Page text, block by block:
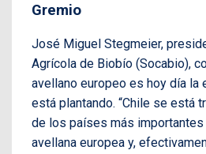
Gremio
José Miguel Stegmeier,
Agrícola de Biobío (Socabio),
avellano europeo es hoy día la
está plantando. “Chile se está
de los países más
avellana europea y,